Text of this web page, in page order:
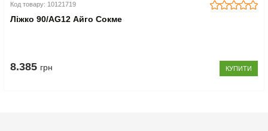
Код товару: 10121719
Ліжко 90/AG12 Айго Сокме
8.385 грн КУПИТИ